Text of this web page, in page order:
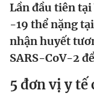
Video
Sản phẩm khác
Tiện ích
Lần đầu tiên
-19 thể nặng
nhận huyết
SARS-CoV-2
5 đơn vị y